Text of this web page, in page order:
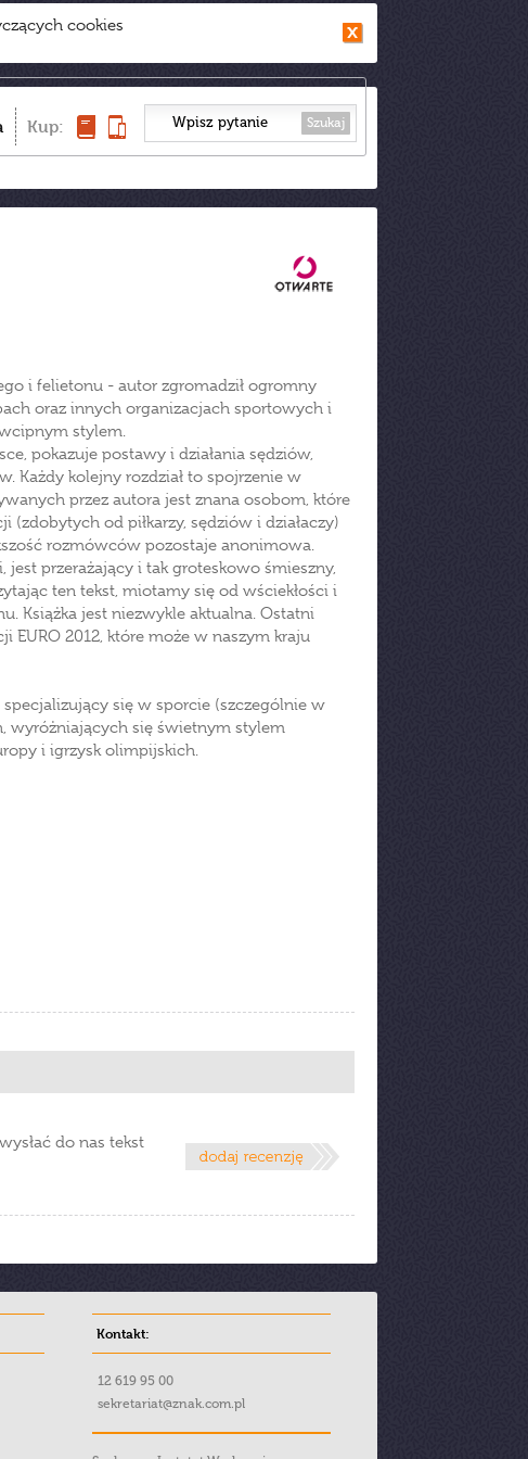
cookies
Kup: Szukaj
i felietonu - autor zgromadził ogromny
oraz innych organizacjach sportowych i
stylem.
pokazuje postawy i działania sędziów,
Każdy kolejny rozdział to spojrzenie w
przez autora jest znana osobom, które
(zdobytych od piłkarzy, sędziów i działaczy)
rozmówców pozostaje anonimowa.
jest przerażający i tak groteskowo śmieszny,
ten tekst, miotamy się od wściekłości i
Książka jest niezwykle aktualna. Ostatni
EURO 2012, które może w naszym kraju
specjalizujący się w sporcie (szczególnie w
wyróżniających się świetnym stylem
i igrzysk olimpijskich.
do nas tekst
Kontakt:
12 619 95 00
sekretariat@znak.com.pl